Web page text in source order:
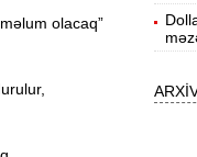
olacaq”
13:56
13:40